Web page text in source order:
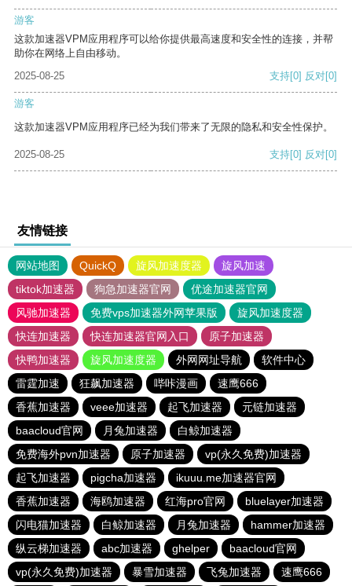
游客
这款加速器VPM应用程序可以给你提供最高速度和安全性的连接，并帮
助你在网络上自由移动。
2025-08-25
支持[0] 反对[0]
游客
这款加速器VPM应用程序已经为我们带来了无限的隐私和安全性保护。
2025-08-25 支持[0] 反对[0]
友情链接
网站地图 QuickQ 旋风加速度器
旋风加速
tiktok加速器
狗急加速器官网
优途加速器官网
风驰加速器
免费vps加速器外网苹果版
旋风加速度器
快连加速器
快连加速器官网入口
原子加速器
快鸭加速器
旋风加速度器 外网网址导航
软件中心
雷霆加速
狂飙加速器 哔咔漫画
速鹰666
香蕉加速器
veee加速器 起飞加速器
元链加速器
baacloud官网
月兔加速器
白鲸加速器
免费海外pvn加速器
原子加速器
vp(永久免费)加速器
起飞加速器
pigcha加速器
ikuuu.me加速器官网
香蕉加速器
海鸥加速器 红海pro官网
bluelayer加速器
闪电猫加速器
白鲸加速器 月兔加速器
hammer加速器
纵云梯加速器
abc加速器 ghelper
baacloud官网
vp(永久免费)加速器
暴雪加速器 飞兔加速器 速鹰666